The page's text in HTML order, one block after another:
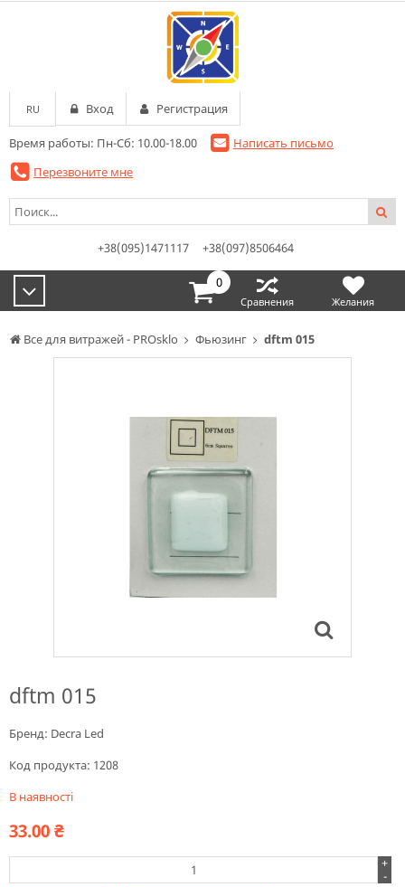
Все для витражей - PROsklo Фьюзинг dftm 015
dftm 015
Бренд: Decra Led
Код продукта: 1208
В наявності
33.00₴
+
-
Время работы: Пн-Сб: 10.00-18.00
Написать письмо
Перезвоните мне
RU Вход Регистрация
+38(095)1471117 +38(097)8506464
0
Сравнения Желания